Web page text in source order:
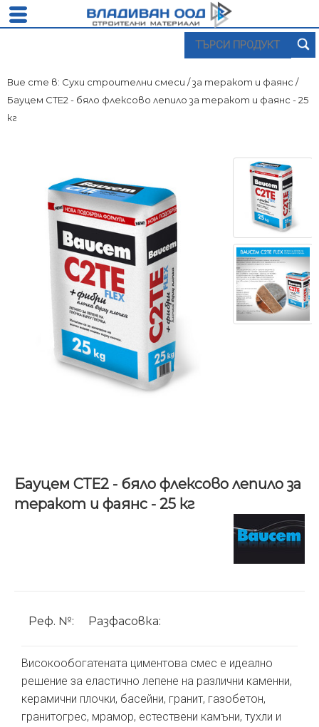
Вие сте в: Сухи строителни смеси /за теракот и фаянс /
Бауцем СТЕ2 - бяло флексово лепило за теракот и фаянс - 25
кг
Бауцем СТЕ2 - бяло флексово лепило за
теракот и фаянс - 25 кг
Реф. №: Разфасовка:
Високообогатената циментова смес е идеално
решение за еластично лепене на различни каменни,
керамични плочки, басейни, гранит, газобетон,
гранитогрес, мрамор, естествени камъни, тухли и